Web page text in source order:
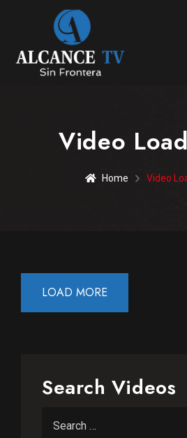
Video
Home Video
LOAD MORE
Search Videos